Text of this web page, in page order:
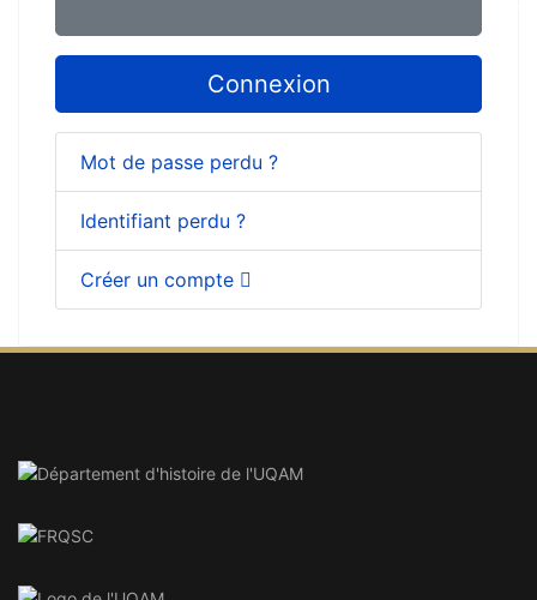
Connexion
Mot de passe perdu ?
Identifiant perdu ?
Créer un compte